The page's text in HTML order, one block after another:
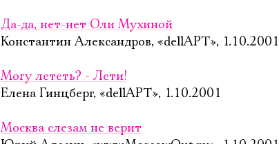
Да-да, нет-нет Оли Мухиной
Константин Александров, «dellAPT», 1.10.2001
Могу лететь? - Лети!
Елена Гинцберг, «dellAPT», 1.10.2001
Москва слезам не верит